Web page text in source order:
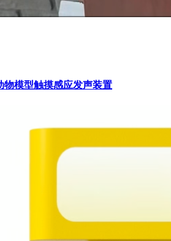
物模型触摸感应发声装置